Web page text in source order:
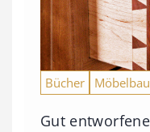
Bücher Möbelbau
Gut